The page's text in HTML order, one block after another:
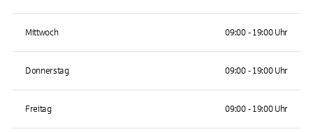
Mittwoch 09:00 - 19:00 Uhr
Donnerstag 09:00 - 19:00 Uhr
Freitag 09:00 - 19:00 Uhr